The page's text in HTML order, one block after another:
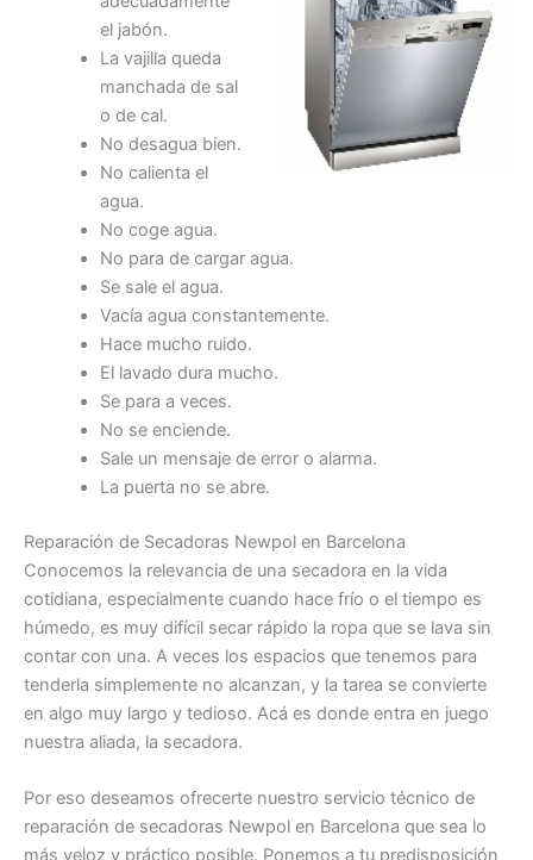
el jabón.
La vajilla queda
manchada de sal
o de cal.
No desagua bien.
No calienta el
agua.
No coge agua.
No para de cargar agua.
Se sale el agua.
Vacía agua constantemente.
Hace mucho ruido.
El lavado dura mucho.
Se para a veces.
No se enciende.
Sale un mensaje de error o alarma.
La puerta no se abre.
Reparación de Secadoras Newpol en Barcelona
Conocemos la relevancia de una secadora en la vida
cotidiana, especialmente cuando hace frío o el tiempo es
húmedo, es muy difícil secar rápido la ropa que se lava sin
contar con una. A veces los espacios que tenemos para
tenderla simplemente no alcanzan, y la tarea se convierte
en algo muy largo y tedioso. Acá es donde entra en juego
nuestra aliada, la secadora.
Por eso deseamos ofrecerte nuestro servicio técnico de
reparación de secadoras Newpol en Barcelona que sea lo